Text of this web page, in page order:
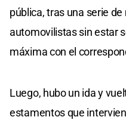
pública, tras una serie
automovilistas sin estar
máxima con el
Luego, hubo un ida y
estamentos que